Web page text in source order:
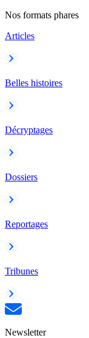
Nos formats phares
Articles
Belles histoires
Décryptages
Dossiers
Reportages
Tribunes
Newsletter